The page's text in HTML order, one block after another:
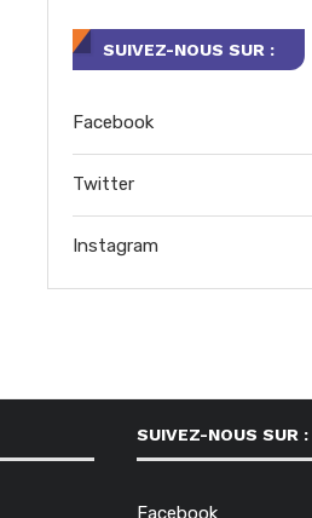
SUIVEZ-NOUS SUR :
Facebook
Twitter
Instagram
SUIVEZ-NOUS SUR :
Facebook